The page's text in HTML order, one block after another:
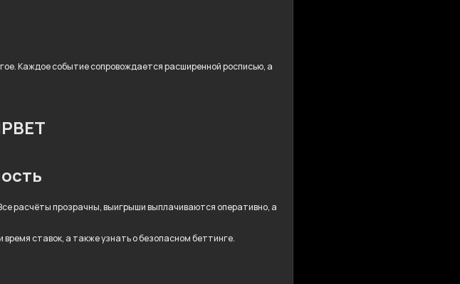
Каждое событие сопровождается расширенной росписью, а
расчёты прозрачны, выигрыши выплачиваются оперативно, а
ставок, а также узнать о безопасном беттинге.